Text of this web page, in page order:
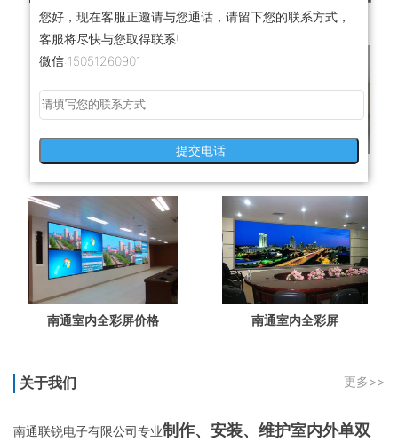
南通门头屏 南通LED门头屏安装
南通LED门头屏 南通室内全彩屏安装
南通室内全彩屏价格 南通室内全彩屏
关于我们 更多>>
南通联锐电子有限公司专业制作、安装、维护室内外单双
您好，现在客服正邀请与您通话，请留下您的联系方式，
客服将尽快与您取得联系!
微信:15051260901
提交电话